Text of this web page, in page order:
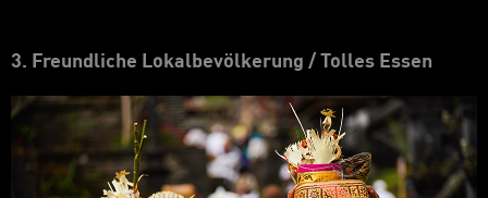
3. Freundliche Lokalbevölkerung / Tolles Essen